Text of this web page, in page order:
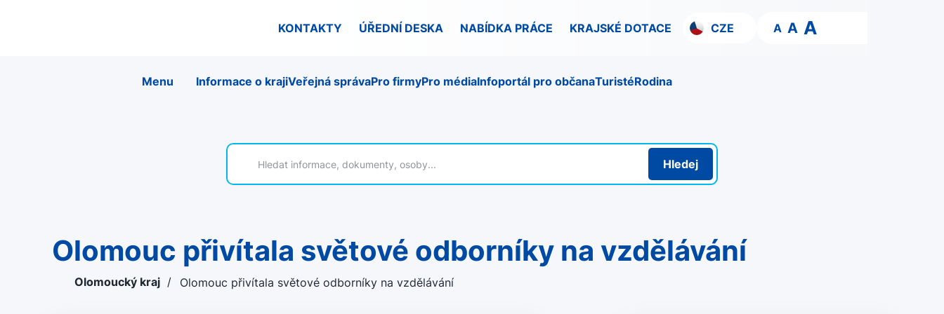
KONTAKTY ÚŘEDNÍ DESKA NABÍDKA PRÁCE KRAJSKÉ DOTACE CZE A A A
Menu Informace o krajiVeřejná správaPro firmyPro médiaInfoportál pro občanaTuristéRodina
Hledej
Olomouc přivítala světové odborníky na vzdělávání
Olomoucký kraj / Olomouc přivítala světové odborníky na vzdělávání